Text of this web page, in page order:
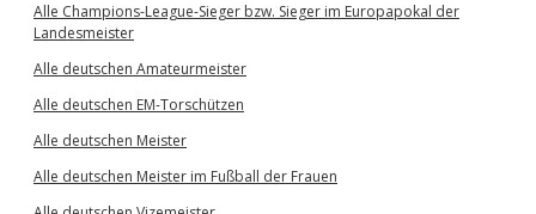
Alle Champions-League-Sieger bzw. Sieger im Europapokal der
Landesmeister
Alle deutschen Amateurmeister
Alle deutschen EM-Torschützen
Alle deutschen Meister
Alle deutschen Meister im Fußball der Frauen